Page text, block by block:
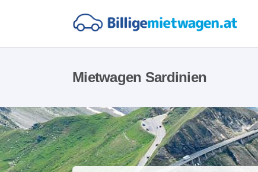
Mietwagen Sardinien